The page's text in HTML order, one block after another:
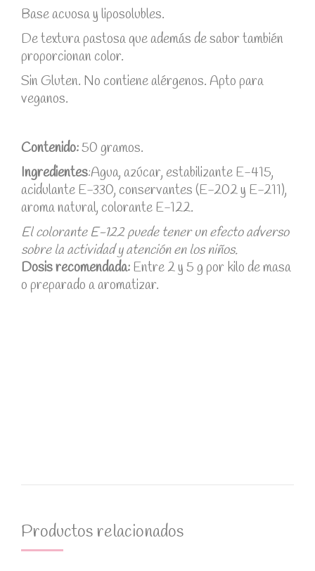
Base acuosa y liposolubles.
De textura pastosa que además de sabor también
proporcionan color.
Sin Gluten. No contiene alérgenos. Apto para
veganos.
Contenido:50 gramos.
Ingredientes:Agua, azúcar, estabilizante E-415,
acidulante E-330, conservantes (E-202 y E-211),
aroma natural, colorante E-122.
El colorante E-122 puede tener un efecto adverso
sobre la actividad y atención en los niños.
Dosis recomendada:Entre 2 y 5 g por kilo de masa
o preparado a aromatizar.
Productos relacionados